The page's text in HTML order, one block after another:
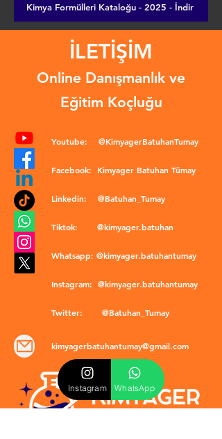
Kimya Formülleri Kataloğu - 2025 - İndir
İLETİŞİM
Online Danışmanlık ve
Eğitim Koçluğu
Youtube: @KimyagerBatuhanTumay
Facebook: Kimyager Batuhan Tümay
Linkedin: @Batuhan_Tumay
Tiktok: @kimyager.batuhan
Whatsapp: @kimyager.batuhantumay
Instagram: @kimyager.batuhantumay
Twitter: @Batuhan_Tumay
kimyagerbatuhantumay@gmail.com
Instagram WhatsApp